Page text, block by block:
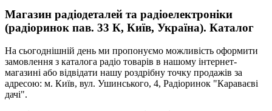
Магазин радіодеталей та радіоелектроніки
(радіоринок пав. 33 К, Київ, Україна). Каталог
На сьогоднішній день ми пропонуємо можливість оформити
замовлення з каталога радіо товарів в нашому інтернет-
магазині або відвідати нашу роздрібну точку продажів за
адресою: м. Київ, вул. Ушинського, 4, Радіоринок "Караваєві
дачі".